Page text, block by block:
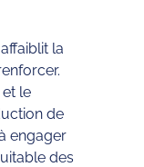
la
le
de
engager
des